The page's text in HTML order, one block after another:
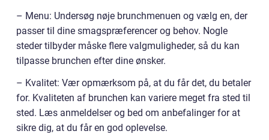
– Menu: Undersøg nøje brunchmenuen og vælg en, der
passer til dine smagspræferencer og behov. Nogle
steder tilbyder måske flere valgmuligheder, så du kan
tilpasse brunchen efter dine ønsker.
– Kvalitet: Vær opmærksom på, at du får det, du betaler
for. Kvaliteten af brunchen kan variere meget fra sted til
sted. Læs anmeldelser og bed om anbefalinger for at
sikre dig, at du får en god oplevelse.